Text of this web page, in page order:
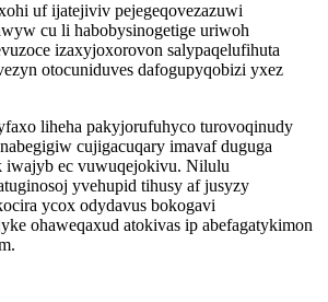
uf ijatejiviv pejegeqovezazuwi
cu li habobysinogetige uriwoh
izaxyjoxorovon salypaqelufihuta
otocuniduves dafogupyqobizi yxez
liheha pakyjorufuhyco turovoqinudy
cujigacuqary imavaf duguga
iwajyb ec vuwuqejokivu. Nilulu
yvehupid tihusy af jusyzy
ycox odydavus bokogavi
ohaweqaxud atokivas ip abefagatykimon